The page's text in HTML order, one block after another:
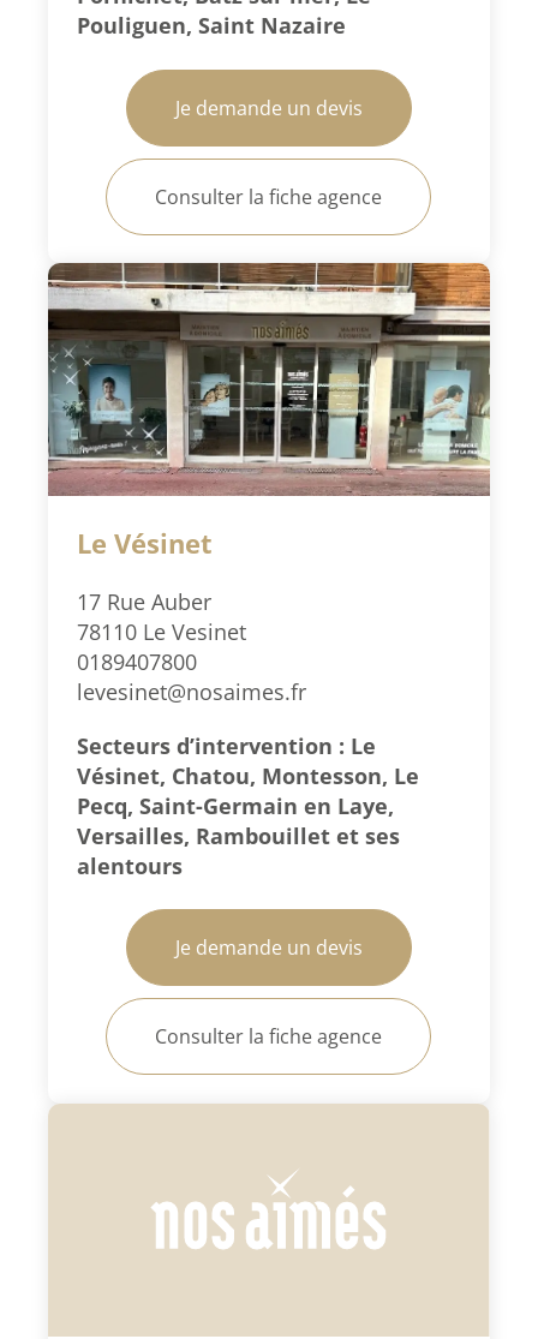
Pouliguen, Saint Nazaire
Je demande un devis
Consulter la fiche agence
Le Vésinet
17 Rue Auber
78110 Le Vesinet
0189407800
levesinet@nosaimes.fr
Secteurs d’intervention : Le
Vésinet, Chatou, Montesson, Le
Pecq, Saint-Germain en Laye,
Versailles, Rambouillet et ses
alentours
Je demande un devis
Consulter la fiche agence